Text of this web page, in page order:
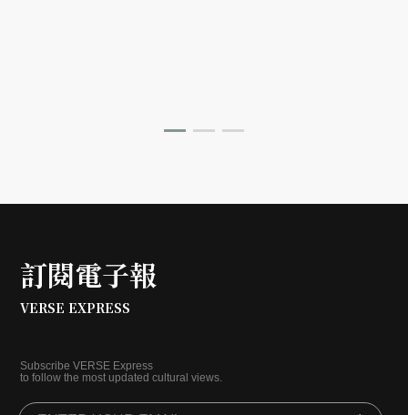
訂閱電子報
VERSE EXPRESS
Subscribe VERSE Express
to follow the most updated cultural views.